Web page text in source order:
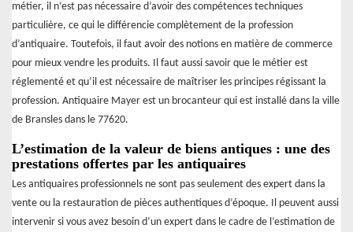
métier, il n’est pas nécessaire d’avoir des compétences techniques
particulière, ce qui le différencie complètement de la profession
d’antiquaire. Toutefois, il faut avoir des notions en matière de commerce
pour mieux vendre les produits. Il faut aussi savoir que le métier est
réglementé et qu’il est nécessaire de maîtriser les principes régissant la
profession. Antiquaire Mayer est un brocanteur qui est installé dans la ville
de Bransles dans le 77620.
L’estimation de la valeur de biens antiques : une des
prestations offertes par les antiquaires
Les antiquaires professionnels ne sont pas seulement des expert dans la
vente ou la restauration de pièces authentiques d’époque. Il peuvent aussi
intervenir si vous avez besoin d’un expert dans le cadre de l’estimation de